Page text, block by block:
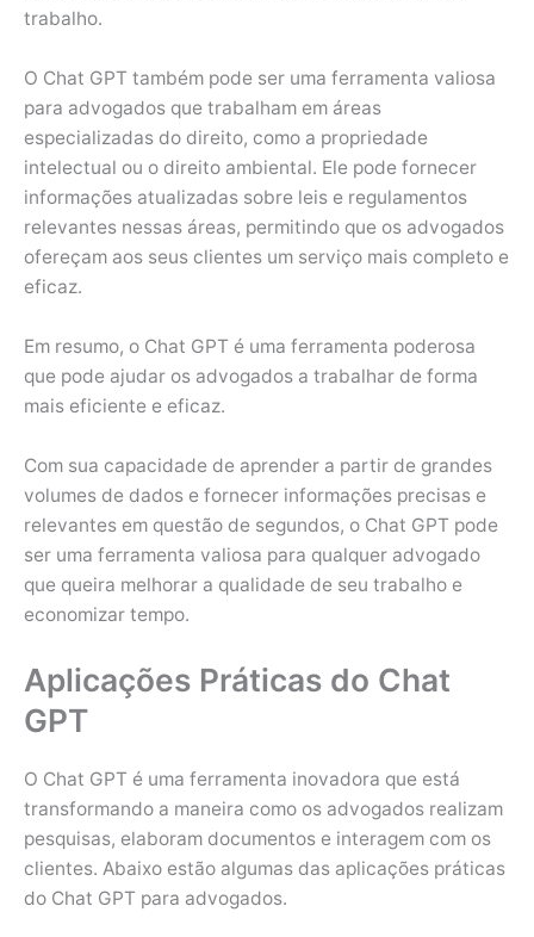
trabalho.
O Chat GPT também pode ser uma ferramenta valiosa
para advogados que trabalham em áreas
especializadas do direito, como a propriedade
intelectual ou o direito ambiental. Ele pode fornecer
informações atualizadas sobre leis e regulamentos
relevantes nessas áreas, permitindo que os advogados
ofereçam aos seus clientes um serviço mais completo e
eficaz.
Em resumo, o Chat GPT é uma ferramenta poderosa
que pode ajudar os advogados a trabalhar de forma
mais eficiente e eficaz.
Com sua capacidade de aprender a partir de grandes
volumes de dados e fornecer informações precisas e
relevantes em questão de segundos, o Chat GPT pode
ser uma ferramenta valiosa para qualquer advogado
que queira melhorar a qualidade de seu trabalho e
economizar tempo.
Aplicações Práticas do Chat
GPT
O Chat GPT é uma ferramenta inovadora que está
transformando a maneira como os advogados realizam
pesquisas, elaboram documentos e interagem com os
clientes. Abaixo estão algumas das aplicações práticas
do Chat GPT para advogados.